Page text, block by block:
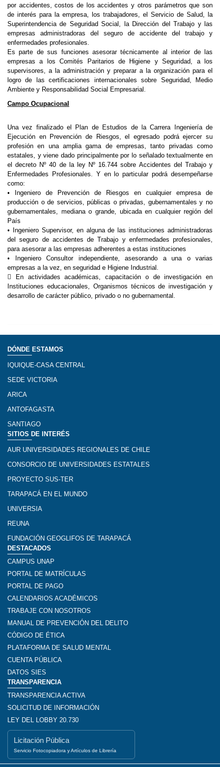
por accidentes, costos de los accidentes y otros parámetros que son
de interés para la empresa, los trabajadores, el Servicio de Salud, la
Superintendencia de Seguridad Social, la Dirección del Trabajo y las
empresas administradoras del seguro de accidente del trabajo y
enfermedades profesionales.
Es parte de sus funciones asesorar técnicamente al interior de las
empresas a los Comités Paritarios de Higiene y Seguridad, a los
supervisores, a la administración y preparar a la organización para el
logro de las certificaciones internacionales sobre Seguridad, Medio
Ambiente y Responsabilidad Social Empresarial.
Campo Ocupacional
Una vez finalizado el Plan de Estudios de la Carrera Ingeniería de
Ejecución en Prevención de Riesgos, el egresado podrá ejercer su
profesión en una amplia gama de empresas, tanto privadas como
estatales, y viene dado principalmente por lo señalado textualmente en
el decreto Nº 40 de la ley Nº 16.744 sobre Accidentes del Trabajo y
Enfermedades Profesionales. Y en lo particular podrá desempeñarse
como:
• Ingeniero de Prevención de Riesgos en cualquier empresa de
producción o de servicios, públicas o privadas, gubernamentales y no
gubernamentales, mediana o grande, ubicada en cualquier región del
País
• Ingeniero Supervisor, en alguna de las instituciones administradoras
del seguro de accidentes de Trabajo y enfermedades profesionales,
para asesorar a las empresas adherentes a estas instituciones
• Ingeniero Consultor independiente, asesorando a una o varias
empresas a la vez, en seguridad e Higiene Industrial.
 En actividades académicas, capacitación o de investigación en
Instituciones educacionales, Organismos técnicos de investigación y
desarrollo de carácter público, privado o no gubernamental.
DÓNDE ESTAMOS
IQUIQUE-CASA CENTRAL
SEDE VICTORIA
ARICA
ANTOFAGASTA
SANTIAGO
SITIOS DE INTERÉS
AUR UNIVERSIDADES REGIONALES DE CHILE
CONSORCIO DE UNIVERSIDADES ESTATALES
PROYECTO SUS-TER
TARAPACÁ EN EL MUNDO
UNIVERSIA
REUNA
FUNDACIÓN GEOGLIFOS DE TARAPACÁ
DESTACADOS
CAMPUS UNAP
PORTAL DE MATRÍCULAS
PORTAL DE PAGO
CALENDARIOS ACADÉMICOS
TRABAJE CON NOSOTROS
MANUAL DE PREVENCIÓN DEL DELITO
CÓDIGO DE ÉTICA
PLATAFORMA DE SALUD MENTAL
CUENTA PÚBLICA
DATOS SIES
TRANSPARENCIA
TRANSPARENCIA ACTIVA
SOLICITUD DE INFORMACIÓN
LEY DEL LOBBY 20.730
Licitación Pública
Servicio Fotocopiadora y Artículos de Librería